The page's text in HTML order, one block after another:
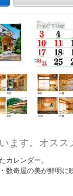
ます。オスス
カレンダー。
数奇屋の美が鮮明に